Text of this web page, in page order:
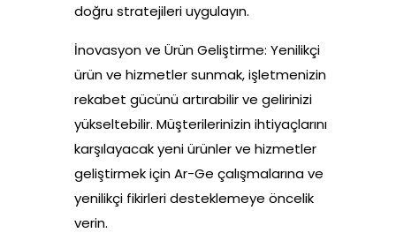
doğru stratejileri uygulayın.
İnovasyon ve Ürün Geliştirme: Yenilikçi
ürün ve hizmetler sunmak, işletmenizin
rekabet gücünü artırabilir ve gelirinizi
yükseltebilir. Müşterilerinizin ihtiyaçlarını
karşılayacak yeni ürünler ve hizmetler
geliştirmek için Ar-Ge çalışmalarına ve
yenilikçi fikirleri desteklemeye öncelik
verin.